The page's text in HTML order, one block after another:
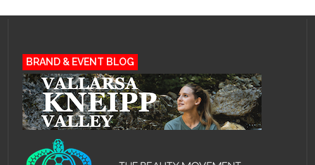
BRAND & EVENT BLOG